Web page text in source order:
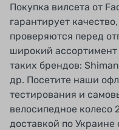
Покупка вилсета от
гарантирует
проверяются перед
широкий ассортимент
таких брендов:
др. Посетите наши
тестирования и
велосипедное колесо
доставкой по